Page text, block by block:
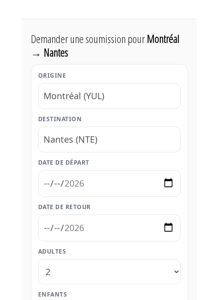
Demander une soumission pourMontréal
→ Nantes
ORIGINE
DESTINATION
DATE DE DÉPART
DATE DE RETOUR
ADULTES
ENFANTS